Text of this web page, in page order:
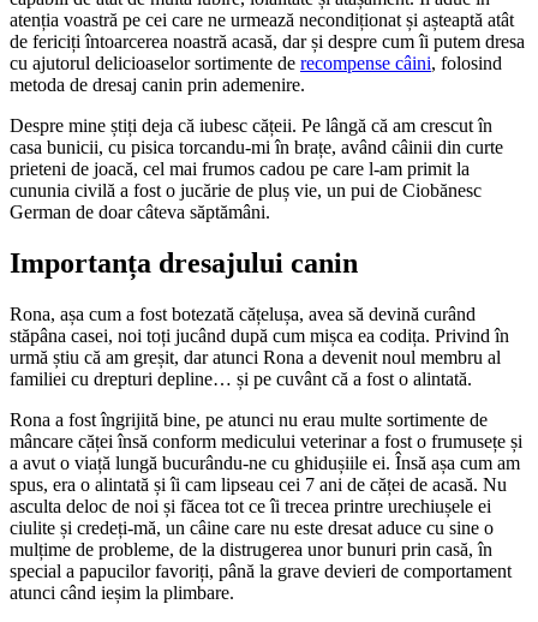
atenția voastră pe cei care ne urmează necondiționat și așteaptă atât
de fericiți întoarcerea noastră acasă, dar și despre cum îi putem dresa
cu ajutorul delicioaselor sortimente de recompense câini, folosind
metoda de dresaj canin prin ademenire.
Despre mine știți deja că iubesc cățeii. Pe lângă că am crescut în
casa bunicii, cu pisica torcandu-mi în brațe, având câinii din curte
prieteni de joacă, cel mai frumos cadou pe care l-am primit la
cununia civilă a fost o jucărie de pluș vie, un pui de Ciobănesc
German de doar câteva săptămâni.
Importanța dresajului canin
Rona, așa cum a fost botezată cățelușa, avea să devină curând
stăpâna casei, noi toți jucând după cum mișca ea codița. Privind în
urmă știu că am greșit, dar atunci Rona a devenit noul membru al
familiei cu drepturi depline… și pe cuvânt că a fost o alintată.
Rona a fost îngrijită bine, pe atunci nu erau multe sortimente de
mâncare căței însă conform medicului veterinar a fost o frumusețe și
a avut o viață lungă bucurându-ne cu ghidușiile ei. Însă așa cum am
spus, era o alintată și îi cam lipseau cei 7 ani de căței de acasă. Nu
asculta deloc de noi și făcea tot ce îi trecea printre urechiușele ei
ciulite și credeți-mă, un câine care nu este dresat aduce cu sine o
mulțime de probleme, de la distrugerea unor bunuri prin casă, în
special a papucilor favoriți, până la grave devieri de comportament
atunci când ieșim la plimbare.